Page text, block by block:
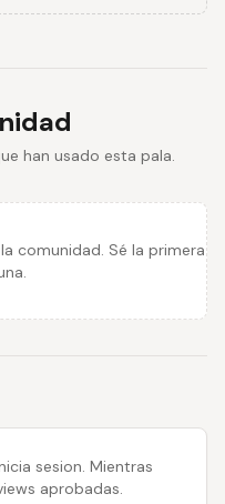
han usado esta pala.
comunidad. Sé la primera
sesion. Mientras
aprobadas.